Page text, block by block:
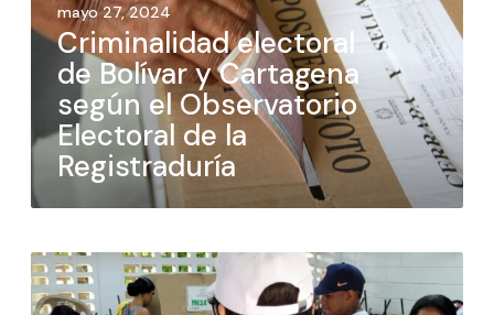
mayo 27, 2024
Criminalidad electoral
de Bolívar y Cartagena
según el Observatorio
Electoral de la
Registraduría